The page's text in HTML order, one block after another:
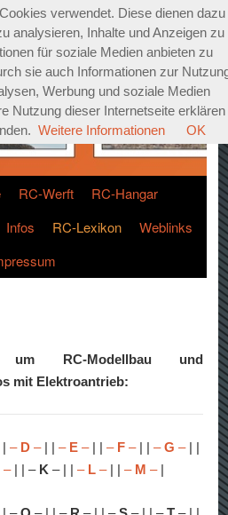
RC-Werft
RC-Hangar
Infos RC-Lexikon
Weblinks
um RC-Modellbau und
mit Elektroantrieb:
– D–| | – E–| | – F–| | –G –| |
–| | – K – | | – L –| | – M –|
verwendet. Diese dienen dazu
analysieren, Inhalte und Anzeigen zu
für soziale Medien anbieten zu
sie auch Informationen zur
Werbung und soziale Medien
Nutzung dieser Internetseite erklären
Weitere Informationen OK